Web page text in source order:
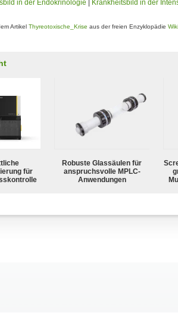
in der Endokrinologie Krankheitsbild in der
Artikel Thyreotoxische_Krise aus der freien Enzyklopädie
für
Robuste Glassäulen für
anspruchsvolle MPLC-
Anwendungen